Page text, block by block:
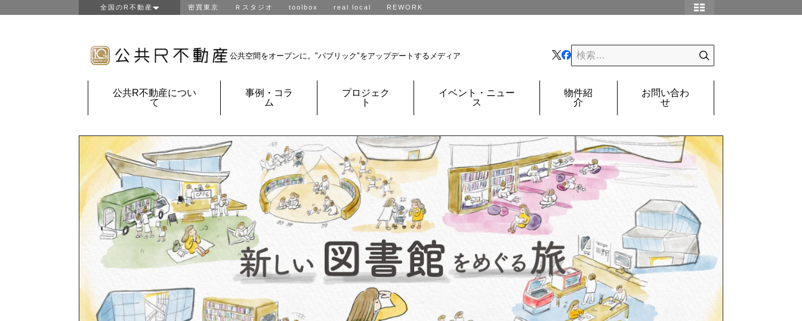
全国のR不動産
房総R不動産
鎌倉Ｒ不動産
京都Ｒ不動産
福岡Ｒ不動産
鹿児島Ｒ不動産
団地Ｒ不動産
公共Ｒ不動産
密買東京 Ｒスタジオ toolbox real local REWORK
不動産以外でも、いろいろやってます。
公共空間をオープンに。 "パブリック"をアップデートするメディア
公共R不動産につい
て
事例・コラ
ム
プロジェク
ト
イベント・ニュー
ス
物件紹
介
お問い合わ
せ